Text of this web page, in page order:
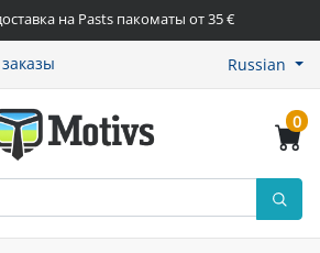
на Pasts пакоматы от 35 €
Russian
0